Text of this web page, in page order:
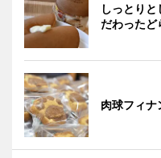
しっとり
だわったど
肉球フィナ